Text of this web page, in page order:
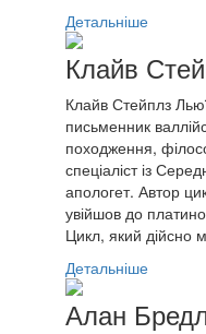
Детальніше
Клайв
Клайв Стейплз
письменник
походження,
спеціаліст із
апологет. Автор
увійшов до
Цикл, який дійсно
Детальніше
Алан